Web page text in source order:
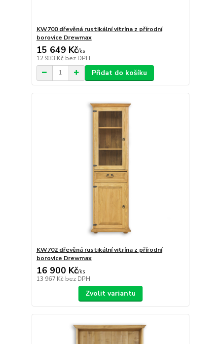
KW700 dřevěná rustikální vitrína z přírodní
borovice Drewmax
15 649 Kč/ks
12 933 Kč bez DPH
Přidat do košíku
KW702 dřevěná rustikální vitrína z přírodní
borovice Drewmax
16 900 Kč/ks
13 967 Kč bez DPH
Zvolit variantu